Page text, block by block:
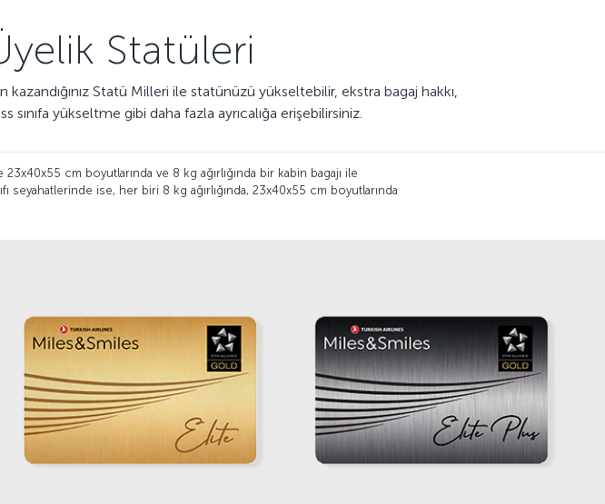
Statüleri
Statü Milleri ile statünüzü yükseltebilir, ekstra bagaj hakkı,
sınıfa yükseltme gibi daha fazla ayrıcalığa erişebilirsiniz.
cm boyutlarında ve 8 kg ağırlığında bir kabin bagajı ile
seyahatlerinde ise, her biri 8 kg ağırlığında, 23x40x55 cm boyutlarında